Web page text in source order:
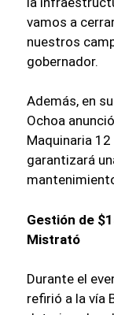
vamos a
nuestros
gobernador.
Además, en
Ochoa
Maquinaria 12
garantizará
Gestión de
Mistrató
Durante el
refirió a la vía